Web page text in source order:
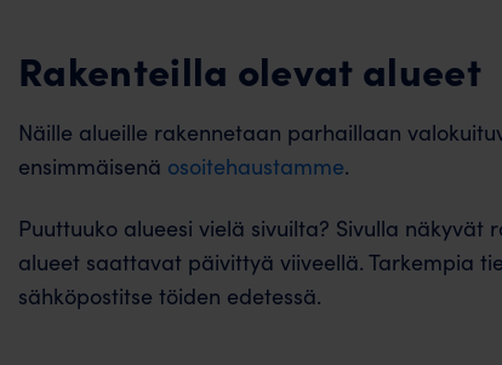
Rakenteilla olevat alueet
Näille alueille rakennetaan parhaillaan
ensimmäisenä osoitehaustamme.
Puuttuuko alueesi vielä sivuilta? Sivulla
alueet saattavat päivittyä viiveellä. Tarkempia
sähköpostitse töiden edetessä.